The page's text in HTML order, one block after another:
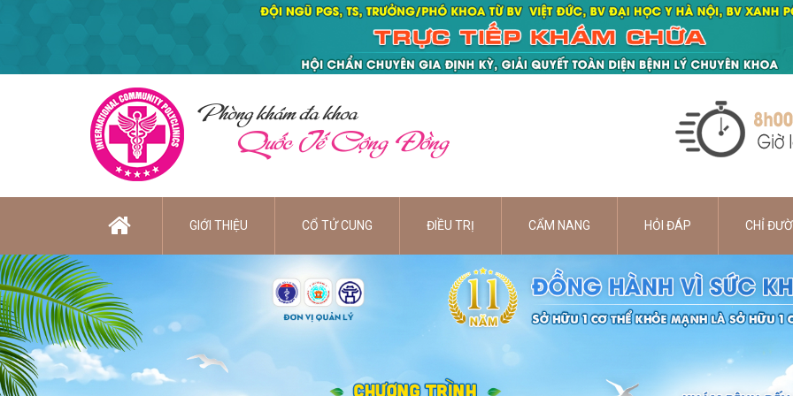
Phòng khám đa khoa
Quốc Tế Cộng Đồng
GIỚI THIỆU CỔ TỬ CUNG ĐIỀU TRỊ CẨM NANG HỎI ĐÁP CHỈ